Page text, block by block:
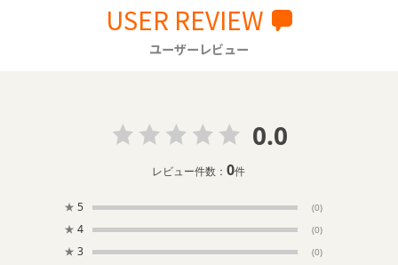
USER REVIEW
ユーザーレビュー
0.0
レビュー件数：0件
★ 5 (0)
★ 4 (0)
★ 3 (0)